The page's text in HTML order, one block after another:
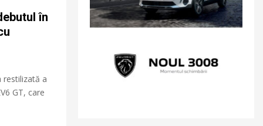
în
restilizată a
GT, care